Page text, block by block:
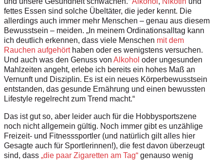
fettes Essen sind solche Übeltäter, die jeder kennt. Die
allerdings auch immer mehr Menschen – genau aus diesem
Bewusstsein – meiden. „In meinem Ordinationsalltag kann
ich deutlich erkennen, dass viele Menschen mit dem
Rauchen aufgehörthaben oder es wenigstens versuchen.
Und auch was den Genuss von Alkohol oder ungesunden
Mahlzeiten angeht, erlebe ich bereits ein hohes Maß an
Vernunft und Disziplin. Es ist ein neues Körperbewusstsein
entstanden, das gesunde Ernährung und einen bewussten
Lifestyle regelrecht zum Trend macht.“
Das ist gut so, aber leider auch für die Hobbysportszene
noch nicht allgemein gültig. Noch immer gibt es unzählige
Freizeit- und Fitnesssportler (und natürlich gilt alles hier
Gesagte auch für Sportlerinnen!), die fest davon überzeugt
sind, dass „die paar Zigaretten am Tag“ genauso wenig